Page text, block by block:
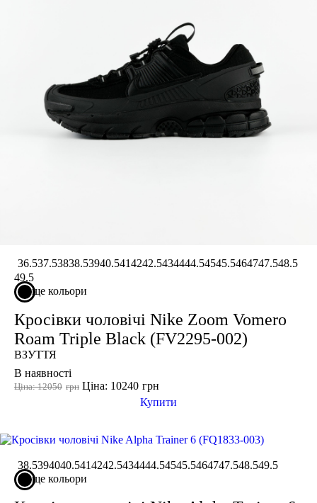
Показати більше
Показати більше
Виробник
36.537.53838.53940.5414242.5434444.54545.5464747.548.5
49.5
ще кольори
Кросівки чоловічі Nike Zoom Vomero
Roam Triple Black (FV2295-002)
ВЗУТТЯ
В наявності
грн
Ціна: 12050 грн
Ціна: 10240
Купити
38.5394040.5414242.5434444.54545.5464747.548.549.5
ще кольори